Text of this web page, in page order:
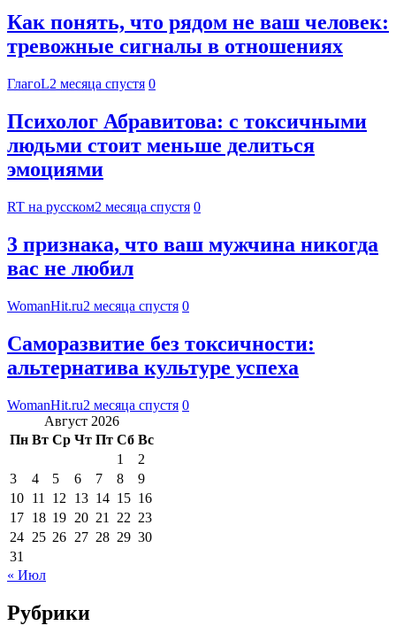
Как понять, что рядом не ваш человек:
тревожные сигналы в отношениях
ГлагоL2 месяца спустя 0
Психолог Абравитова: с токсичными
людьми стоит меньше делиться
эмоциями
RT на русском2 месяца спустя 0
3 признака, что ваш мужчина никогда
вас не любил
WomanHit.ru2 месяца спустя 0
Саморазвитие без токсичности:
альтернатива культуре успеха
WomanHit.ru2 месяца спустя 0
Август 2026
Пн Вт Ср Чт Пт Сб Вс
1
2
3
4 5 6 7 8
9
10 11 12 13 14 15 16
17 18 19 20 21 22 23
24 25 26 27 28 29 30
31
« Июл
Рубрики